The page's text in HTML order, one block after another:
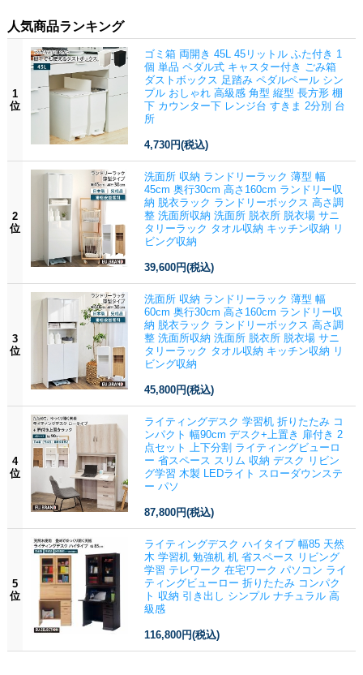
人気商品ランキング
1
位
ゴミ箱 両開き 45L 45リットル ふた付き 1
個 単品 ペダル式 キャスター付き ごみ箱
ダストボックス 足踏み ペダルペール シン
プル おしゃれ 高級感 角型 縦型 長方形 棚
下 カウンター下 レンジ台 すきま 2分別 台
所
4,730円(税込)
2
位
洗面所 収納 ランドリーラック 薄型 幅
45cm 奥行30cm 高さ160cm ランドリー収
納 脱衣ラック ランドリーボックス 高さ調
整 洗面所収納 洗面所 脱衣所 脱衣場 サニ
タリーラック タオル収納 キッチン収納 リ
ビング収納
39,600円(税込)
3
位
洗面所 収納 ランドリーラック 薄型 幅
60cm 奥行30cm 高さ160cm ランドリー収
納 脱衣ラック ランドリーボックス 高さ調
整 洗面所収納 洗面所 脱衣所 脱衣場 サニ
タリーラック タオル収納 キッチン収納 リ
ビング収納
45,800円(税込)
4
位
ライティングデスク 学習机 折りたたみ コ
ンパクト 幅90cm デスク+上置き 扉付き 2
点セット 上下分割 ライティングビューロ
ー 省スペース スリム 収納 デスク リビン
グ学習 木製 LEDライト スローダウンステ
ー パソ
87,800円(税込)
5
位
ライティングデスク ハイタイプ 幅85 天然
木 学習机 勉強机 机 省スペース リビング
学習 テレワーク 在宅ワーク パソコン ライ
ティングビューロー 折りたたみ コンパク
ト 収納 引き出し シンプル ナチュラル 高
級感
116,800円(税込)